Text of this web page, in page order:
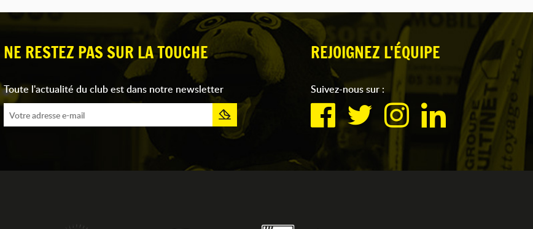
NE RESTEZ PAS SUR LA TOUCHE
Toute l'actualité du club est dans notre newsletter
REJOIGNEZ L'ÉQUIPE
Suivez-nous sur :